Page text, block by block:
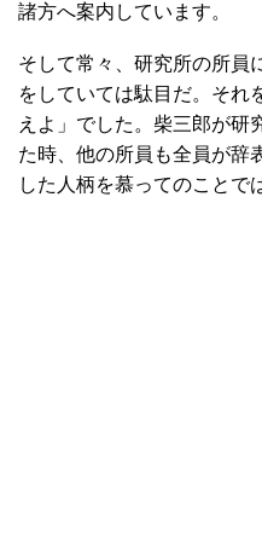
諸方へ案内しています。
そして常々、研究所の所員
をしていては駄目だ。それ
えよ」でした。柴三郎が研
た時、他の所員も全員が辞
した人柄を慕ってのことで